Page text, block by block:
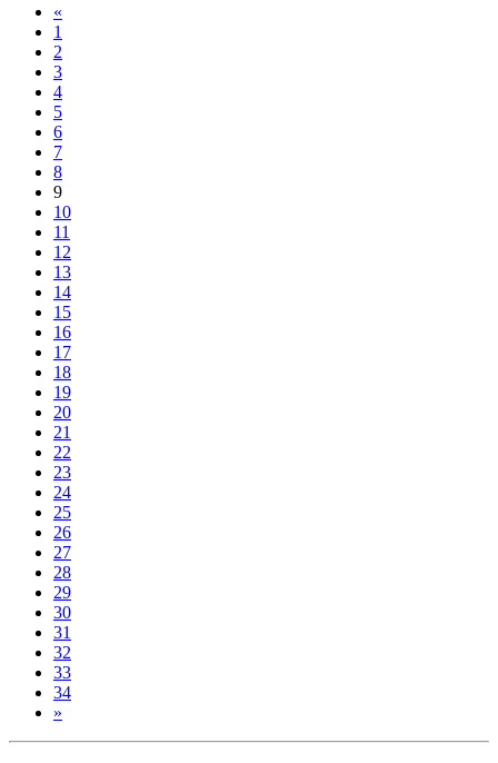
«
1
2
3
4
5
6
7
8
9
10
11
12
13
14
15
16
17
18
19
20
21
22
23
24
25
26
27
28
29
30
31
32
33
34
»